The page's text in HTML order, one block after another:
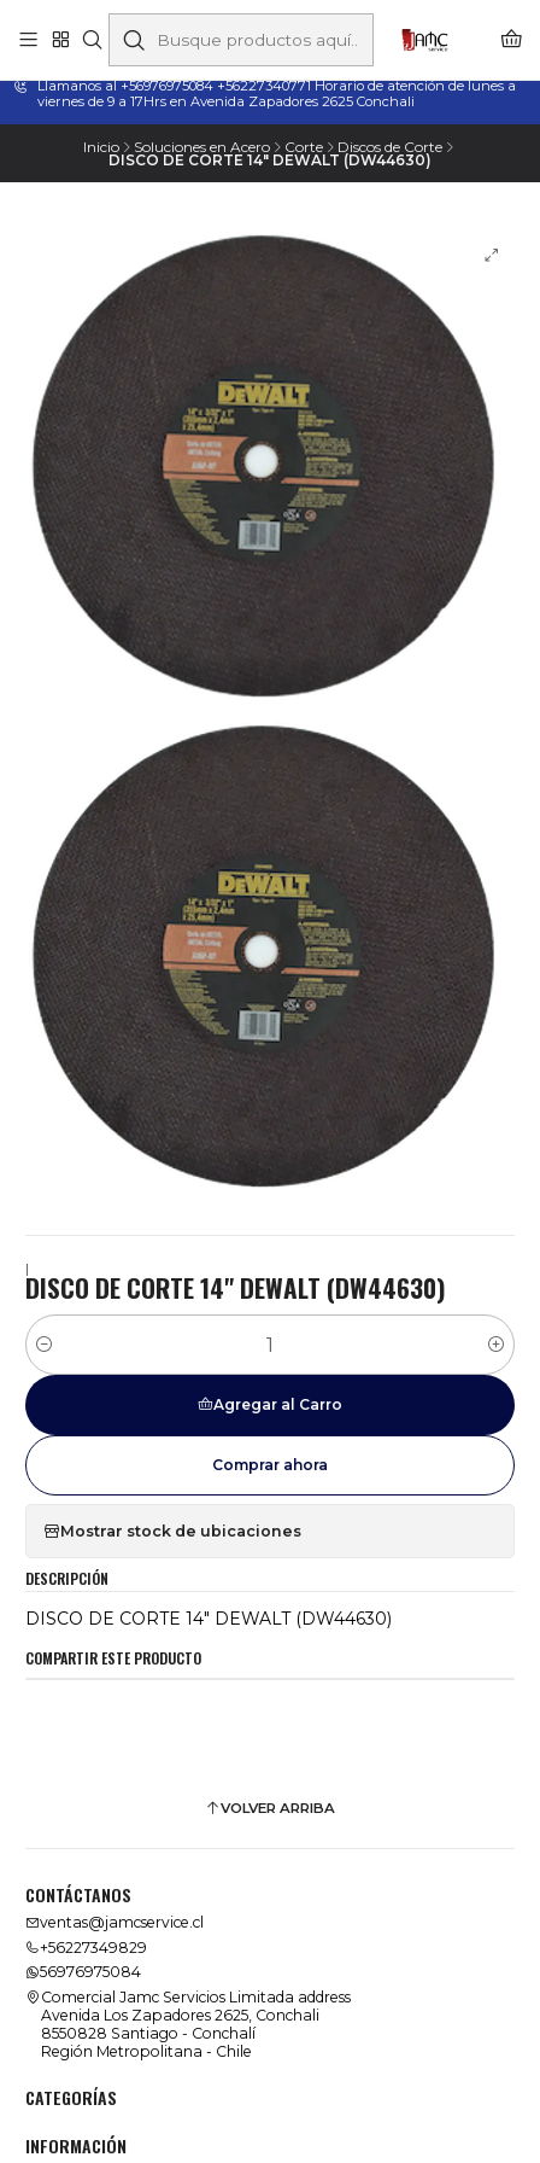
Taladros Magnéticos en Chile | Venta, Arriendo y Servicio
Técnico
Llamanos al +56976975084 +56227340771 Horario de atención de lunes a
viernes de 9 a 17Hrs en Avenida Zapadores 2625 Conchali
Inicio Soluciones en Acero Corte Discos de Corte
DISCO DE CORTE 14" DEWALT (DW44630)
|
DISCO DE CORTE 14" DEWALT (DW44630)
Cantidad
Agregar al Carro
Comprar ahora
Mostrar stock de ubicaciones
DESCRIPCIÓN
DISCO DE CORTE 14" DEWALT (DW44630)
COMPARTIR ESTE PRODUCTO
VOLVER ARRIBA
CONTÁCTANOS
ventas@jamcservice.cl
+56227349829
56976975084
Comercial Jamc Servicios Limitada address
Avenida Los Zapadores 2625, Conchali
8550828 Santiago - Conchalí
Región Metropolitana - Chile
CATEGORÍAS
INFORMACIÓN